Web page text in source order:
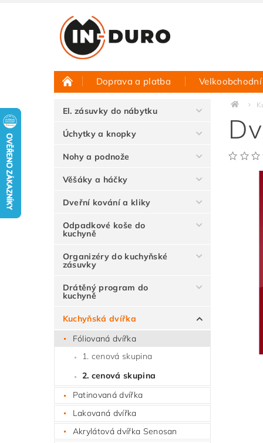
Doprava a platba
Půjčovna vzorků Hodnocení obchodu
El. zásuvky do nábytku
Úchytky a knopky
Nohy a podnože
Věšáky a háčky
Dveřní kování a kliky
Odpadkové koše do
kuchyně
Organizéry do kuchyňské
zásuvky
Drátěný program do
kuchyně
Kuchyňská dvířka
Fóliovaná dvířka
1. cenová skupina
2. cenová skupina
Patinovaná dvířka
Lakovaná dvířka
Akrylátová dvířka Senosan